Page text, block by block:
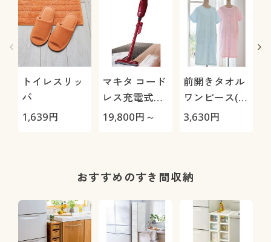
トイレスリッ
パ
1,639円
マキタ コード
レス充電式ク
リーナー
19,800円～
前開きタオル
ワンピース(綿
100%)/濡れた
3,630円
おすすめのすき間収納